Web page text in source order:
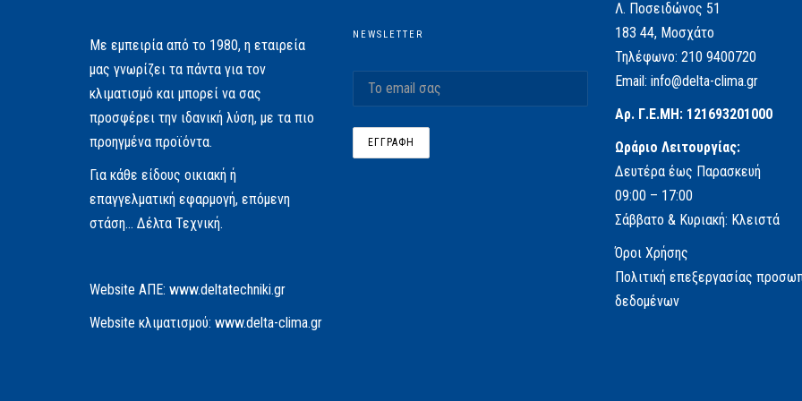
Με εμπειρία από το 1980, η εταιρεία
μας γνωρίζει τα πάντα για τον
κλιματισμό και μπορεί να σας
προσφέρει την ιδανική λύση, με τα πιο
προηγμένα προϊόντα.
Για κάθε είδους οικιακή ή
επαγγελματική εφαρμογή, επόμενη
στάση… Δέλτα Τεχνική.
Website AΠΕ: www.deltatechniki.gr
Website κλιματισμού: www.delta-clima.gr
NEWSLETTER
Λ. Ποσειδώνος 51
183 44, Μοσχάτο
Τηλέφωνο: 210 9400720
Email: info@delta-clima.gr
Αρ. Γ.Ε.ΜΗ: 121693201000
Ωράριο Λειτουργίας:
Δευτέρα έως Παρασκευή
09:00 – 17:00
Σάββατο & Κυριακή: Κλειστά
Όροι Χρήσης
Πολιτική επεξεργασίας
δεδομένων